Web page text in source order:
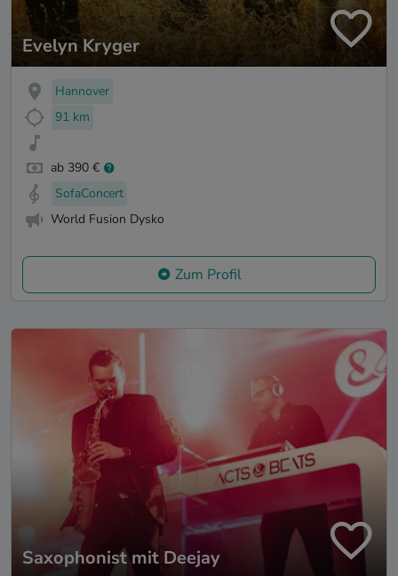
Evelyn Kryger
Hannover
91 km
ab 390 €
SofaConcert
World Fusion Dysko
Zum Profil
Saxophonist mit Deejay